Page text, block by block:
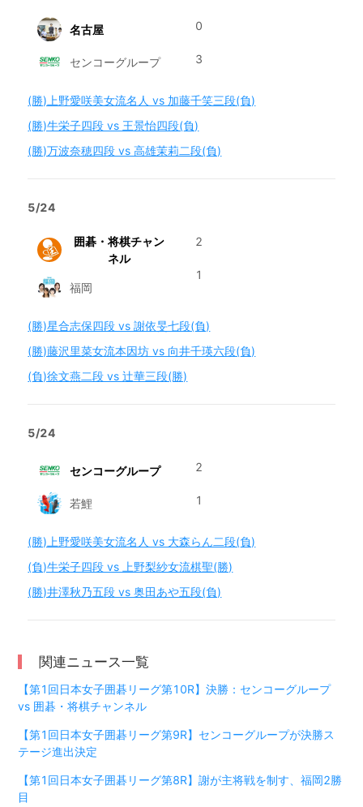
名古屋
センコーグループ
0
3
(勝)上野愛咲美女流名人 vs 加藤千笑三段(負)
(勝)牛栄子四段 vs 王景怡四段(負)
(勝)万波奈穂四段 vs 高雄茉莉二段(負)
5/24
囲碁・将棋チャン
ネル
福岡
2
1
(勝)星合志保四段 vs 謝依旻七段(負)
(勝)藤沢里菜女流本因坊 vs 向井千瑛六段(負)
(負)徐文燕二段 vs 辻華三段(勝)
5/24
センコーグループ
若鯉
2
1
(勝)上野愛咲美女流名人 vs 大森らん二段(負)
(負)牛栄子四段 vs 上野梨紗女流棋聖(勝)
(勝)井澤秋乃五段 vs 奥田あや五段(負)
関連ニュース一覧
【第1回日本女子囲碁リーグ第10R】決勝：センコーグループ
vs 囲碁・将棋チャンネル
【第1回日本女子囲碁リーグ第9R】センコーグループが決勝ス
テージ進出決定
【第1回日本女子囲碁リーグ第8R】謝が主将戦を制す、福岡2勝
目